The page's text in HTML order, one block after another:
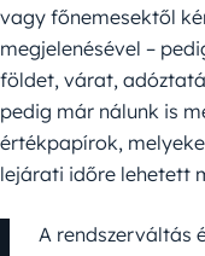
vagy főnemesektől
megjelenésével –
földet, várat,
pedig már nálunk is
értékpapírok,
lejárati időre lehetett
A rendszerváltás